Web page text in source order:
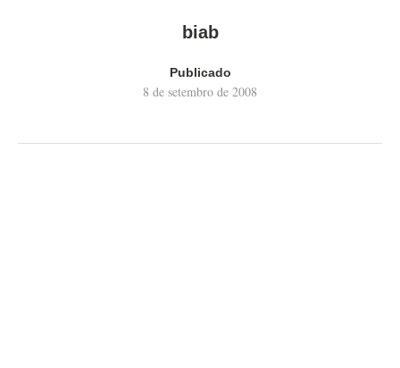
biab
Publicado
8 de setembro de 2008